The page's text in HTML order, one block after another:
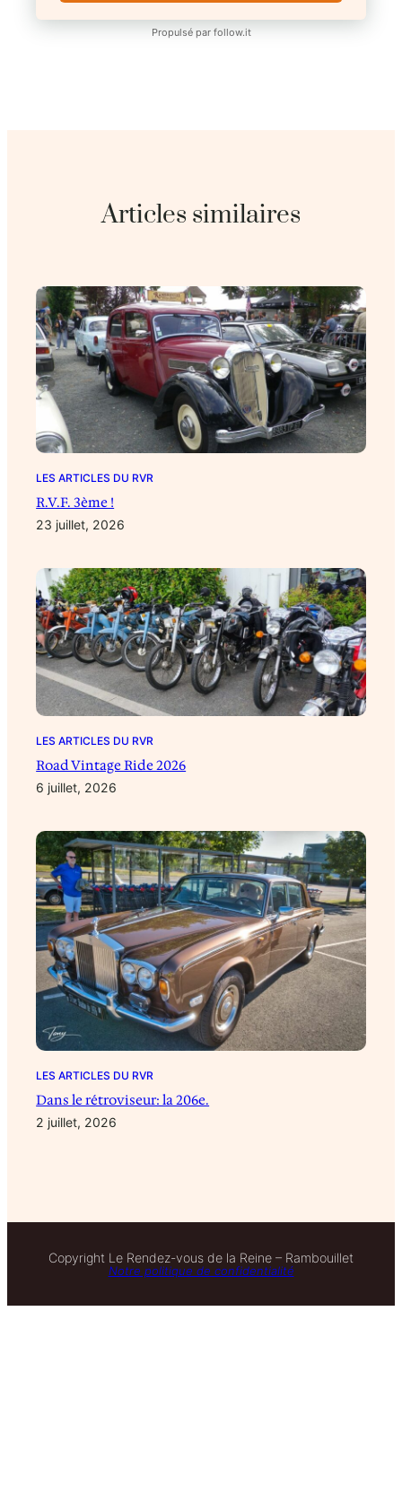
Propulsé par follow.it
Articles similaires
LES ARTICLES DU RVR
R.V.F. 3ème !
23 juillet, 2026
LES ARTICLES DU RVR
Road Vintage Ride 2026
6 juillet, 2026
LES ARTICLES DU RVR
Dans le rétroviseur: la 206e.
2 juillet, 2026
Copyright Le Rendez-vous de la Reine – Rambouillet
Notre politique de confidentialité